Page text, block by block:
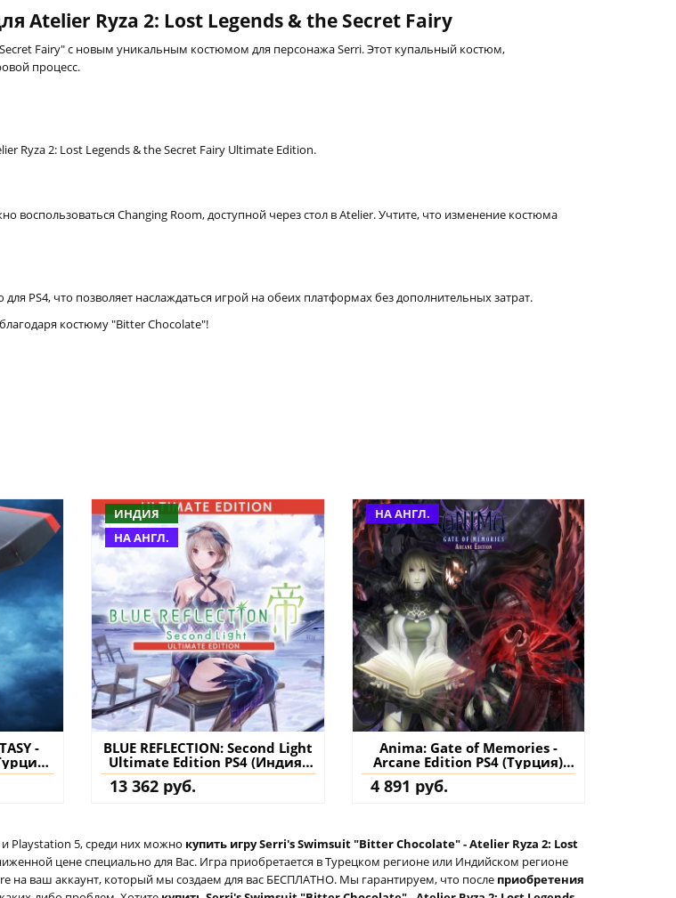
Ryza 2: Lost Legends & the Secret Fairy
Fairy" с новым уникальным костюмом для персонажа Serri. Этот купальный костюм,
процесс.
Ryza 2: Lost Legends & the Secret Fairy Ultimate Edition.
воспользоваться Changing Room, доступной через стол в Atelier. Учтите, что изменение костюма
PS4, что позволяет наслаждаться игрой на обеих платформах без дополнительных затрат.
костюму "Bitter Chocolate"!
-
на
ИНДИЯ
НА АНГЛ.
BLUE REFLECTION: Second Light
Ultimate Edition PS4 (Индия)
купить игру на аккаунт
13 362 руб.
НА АНГЛ.
Anima: Gate of Memories -
Arcane Edition PS4 (Турция)
купить игру на аккаунт
4 891 руб.
Playstation 5, среди них можно купить игру Serri's Swimsuit "Bitter Chocolate" - Atelier Ryza 2: Lost
цене специально для Вас. Игра приобретается в Турецком регионе или Индийском регионе
на ваш аккаунт, который мы создаем для вас БЕСПЛАТНО. Мы гарантируем, что после приобретения